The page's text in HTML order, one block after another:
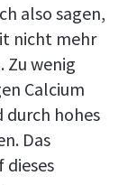
also sagen,
nicht mehr
Zu wenig
Calcium
durch hohes
Das